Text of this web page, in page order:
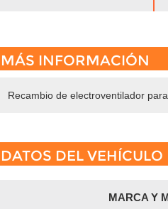
MÁS INFORMACIÓN
Recambio de electroventilador
DATOS DEL VEHÍCULO
MARCA Y